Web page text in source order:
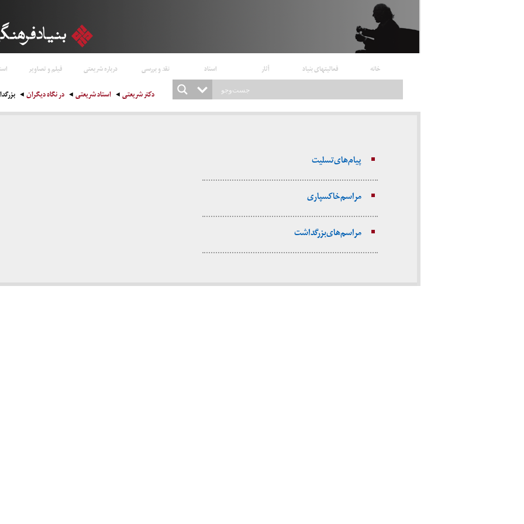
خانه فعالیتهای بنیاد آثار اسناد نقد و بررسی درباره شریعتی فیلم و تصاویر
دکتر شریعتی استاد شریعتی در نگاه دیگران
پیام‌های تسلیت
مراسم خاکسپاری
مراسم‌های بزرگداشت